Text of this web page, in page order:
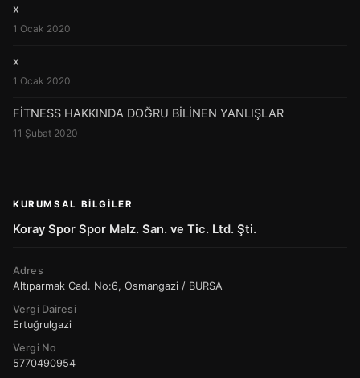
x
1 Ocak 2020
x
1 Ocak 2020
FİTNESS HAKKINDA DOĞRU BİLİNEN YANLIŞLAR
11 Şubat 2020
KURUMSAL BILGILER
Koray Spor Spor Malz. San. ve Tic. Ltd. Şti.
Adres
Altıparmak Cad. No:6, Osmangazi / BURSA
Vergi Dairesi
Ertuğrulgazi
Vergi No
5770490954